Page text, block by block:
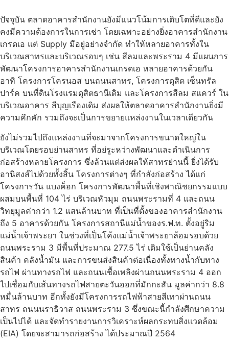
ปัจจุบัน ตลาดอาคารสำนักงานยังมีแนวโน้มการเติบโตที่ดีและยัง
คงมีความต้องการในการเช่า โดยเฉพาะอย่างยิ่งอาคารสำนักงาน
เกรดเอ แต่ Supply มีอยู่อย่างจำกัด ทำให้หลายอาคารทั้งใน
บริเวณสาทรและบริเวณรอบๆ เช่น สีลมและพระราม 4 มีแผนการ
พัฒนาโครงการอาคารสำนักงานเกรดเอ หลายอาคารด้วยกัน
อาทิ โครงการโครนอส บนถนนสาทร, โครงการดุสิต เซ็นทรัล
ปาร์ค บนที่ดินโรงแรมดุสิตธานีเดิม และโครงการสีลม สแควร์ ใน
บริเวณอาคาร สีบุญเรืองเดิม ส่งผลให้ตลาดอาคารสำนักงานยิ่งมี
ความคึกคัก รวมถึงจะเป็นการขยายแหล่งงานในเวลาเดียวกัน
ยังไม่รวมไปถึงแหล่งงานที่จะมาจากโครงการขนาดใหญ่ใน
บริเวณโดยรอบย่านสาทร ที่อย่รูะหว่างพัฒนาและดำเนินการ
ก่อสร้างหลายโครงการ ซึ่งล้วนแต่ส่งผลให้สาทรย่านนี้ ยิ่งได้รับ
อานิสงส์ไปด้วยทั้งสิ้น โครงการต่างๆ ที่กำลังก่อสร้าง ได้แก่
โครงการวัน แบงค็อก โครงการพัฒนาพื้นที่เชิงพาณิชยกรรมแบบ
ผสมบนพื้นที่ 104 ไร่ บริเวณหัวมุม ถนนพระรามที่ 4 และถนน
วิทยุมูลค่ากว่า 1.2 แสนล้านบาท ที่เป็นที่ตั้งของอาคารสำนักงาน
ถึง 5 อาคารด้วยกัน โครงการสถานีแม่น้ำของร.ฟ.ท. ตั้งอยู่ริม
แม่น้ำเจ้าพระยา ในช่วงที่เป็นโค้งแม่น้ำเจ้าพระยาล้อมรอบด้วย
ถนนพระราม 3 มีพื้นที่ประมาณ 277.5 ไร่ เดิมใช้เป็นย่านคลัง
สินค้า คลังน้ำมัน และการขนส่งสินค้าต่อเนื่องทั้งทางน้ำกับทาง
รถไฟ ผ่านทางรถไฟ และถนนเชื้อเพลิงผ่านถนนพระราม 4 ออก
ไปเชื่อมกับเส้นทางรถไฟสายตะวันออกที่มักกะสัน มูลค่ากว่า 8.8
หมื่นล้านบาท อีกทั้งยังมีโครงการรถไฟฟ้าสายสีเทาผ่านถนน
สาทร ถนนนราธิวาส ถนนพระราม 3 ซึ่งขณะนี้กำลังศึกษาความ
เป็นไปได้ และจัดทำรายงานการวิเคราะห์ผลกระทบสิ่งแวดล้อม
(EIA) โดยจะสามารถก่อสร้าง ได้ประมาณปี 2564